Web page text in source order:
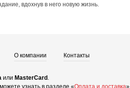
вдохнув в него новую жизнь.
О компании Контакты
или MasterCard .
узнать в разделе «Оплата и доставка».